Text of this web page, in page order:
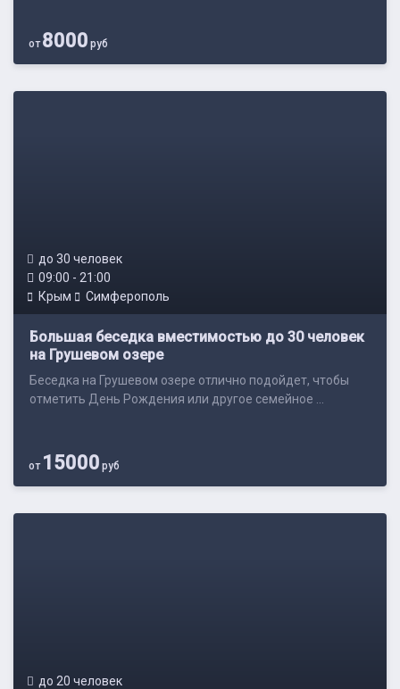
от8000 руб
до 30 человек
09:00 - 21:00
Крым
Симферополь
Большая беседка вместимостью до 30 человек
на Грушевом озере
Беседка на Грушевом озере отлично подойдет, чтобы
отметить День Рождения или другое семейное ...
от 15000 руб
до 20 человек